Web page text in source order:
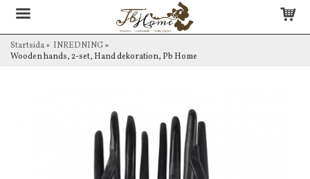
Startsida» INREDNING»
Wooden hands, 2-set, Hand dekoration, Pb Home